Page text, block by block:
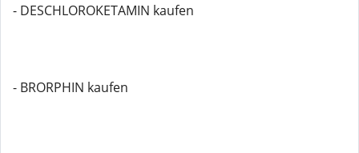
- DESCHLOROKETAMIN kaufen
- BRORPHIN kaufen